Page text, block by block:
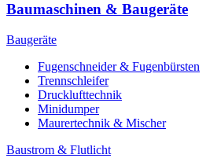
Baumaschinen & Baugeräte
Baugeräte
Fugenschneider & Fugenbürsten
Trennschleifer
Drucklufttechnik
Minidumper
Maurertechnik & Mischer
Baustrom & Flutlicht